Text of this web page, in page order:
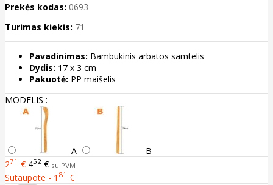
Prekės kodas: 0693
Turimas kiekis: 71
Pavadinimas: Bambukinis arbatos samtelis
Dydis: 17 x 3 cm
Pakuotė: PP maišelis
MODELIS :
A
B
271 € 452 € su PVM
Sutaupote - 1 81 €